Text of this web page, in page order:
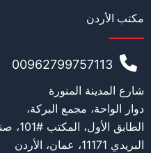
مكتب الأردن
00962799757113
شارع المدينة المنورة
دوار الواحة، مجمع البركة،
البريدي 11171، عمان، الأردن